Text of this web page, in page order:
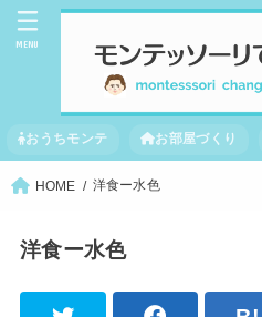
おうちモンテ お部屋づくり
MENU
HOME 洋食ー水色
洋食ー水色